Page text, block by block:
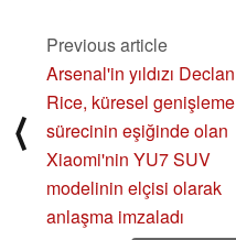
⟨
Previous article
Arsenal'in yıldızı Declan
Rice, küresel genişleme
sürecinin eşiğinde olan
Xiaomi'nin YU7 SUV
modelinin elçisi olarak
anlaşma imzaladı